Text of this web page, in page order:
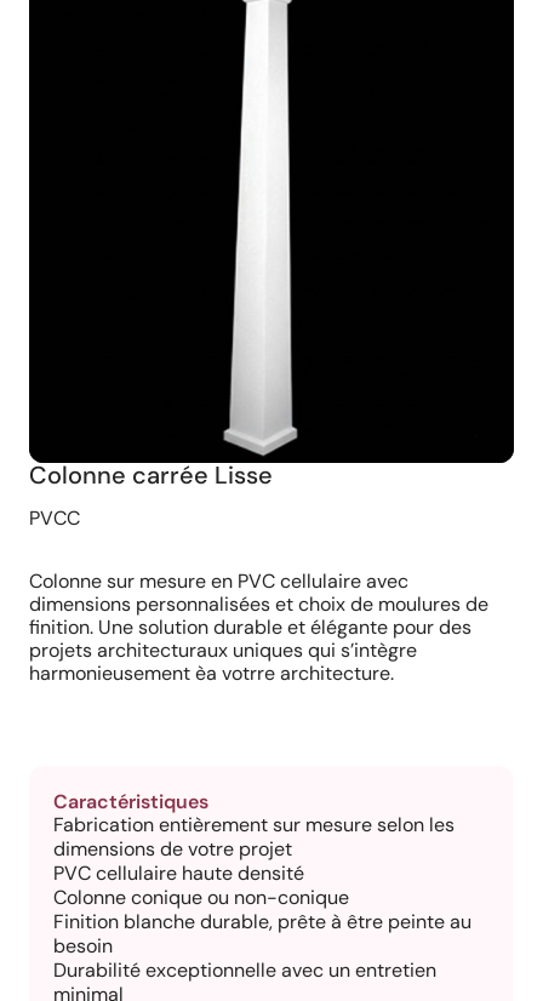
Colonne carrée Lisse
PVCC
Colonne sur mesure en PVC cellulaire avec
dimensions personnalisées et choix de moulures de
finition. Une solution durable et élégante pour des
projets architecturaux uniques qui s’intègre
harmonieusement èa votrre architecture.
Caractéristiques
Fabrication entièrement sur mesure selon les
dimensions de votre projet
PVC cellulaire haute densité
Colonne conique ou non-conique
Finition blanche durable, prête à être peinte au
besoin
Durabilité exceptionnelle avec un entretien
minimal